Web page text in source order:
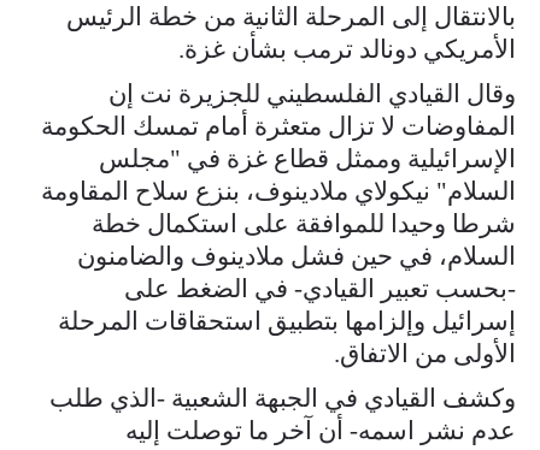
بالانتقال إلى المرحلة الثانية من خطة الرئيس
الأمريكي دونالد ترمب بشأن غزة.
وقال القيادي الفلسطيني للجزيرة نت إن
المفاوضات لا تزال متعثرة أمام تمسك الحكومة
الإسرائيلية وممثل قطاع غزة في "مجلس
السلام" نيكولاي ملادينوف، بنزع سلاح المقاومة
شرطا وحيدا للموافقة على استكمال خطة
السلام، في حين فشل ملادينوف والضامنون
-بحسب تعبير القيادي- في الضغط على
إسرائيل وإلزامها بتطبيق استحقاقات المرحلة
الأولى من الاتفاق.
وكشف القيادي في الجبهة الشعبية -الذي طلب
عدم نشر اسمه- أن آخر ما توصلت إليه